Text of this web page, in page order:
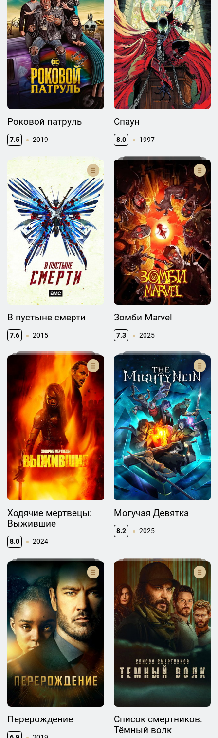
Роковой патруль
7.5 2019
Спаун
8.0 1997
В пустыне смерти
7.6 2015
Зомби Marvel
7.3 2025
Ходячие мертвецы:
Выжившие
8.0 2024
Могучая Девятка
8.2 2025
Перерождение
Список смертников:
Тёмный волк